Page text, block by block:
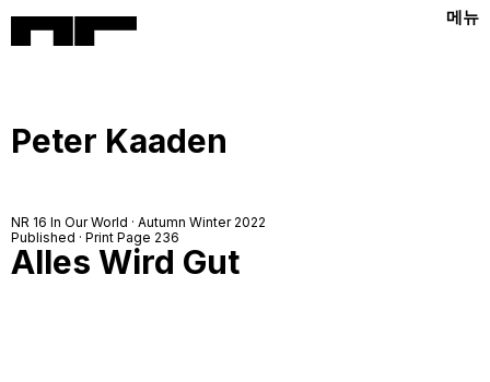
메뉴
Peter Kaaden
NR 16 In Our World · Autumn Winter 2022
Published · Print Page 236
Alles Wird Gut